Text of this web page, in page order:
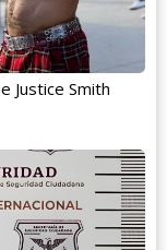
Justice Smith